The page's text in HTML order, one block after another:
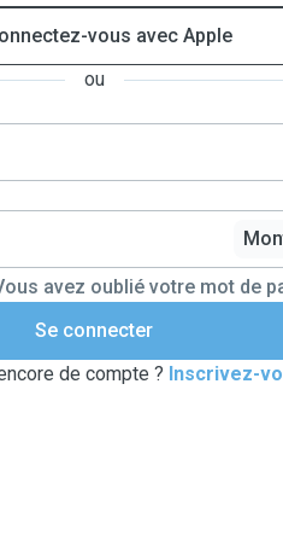
vous avec Apple
ou
avez oublié votre mot de
Se connecter
de compte ? Inscrivez-